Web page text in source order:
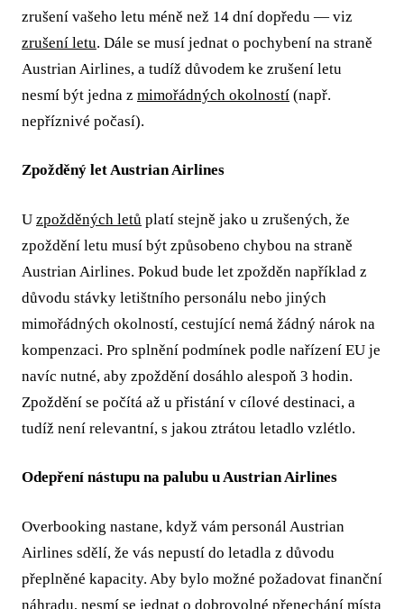
zrušení vašeho letu méně než 14 dní dopředu — viz
zrušení letu. Dále se musí jednat o pochybení na straně
Austrian Airlines, a tudíž důvodem ke zrušení letu
nesmí být jedna z mimořádných okolností (např.
nepříznivé počasí).
Zpožděný let Austrian Airlines
U zpožděných letů platí stejně jako u zrušených, že
zpoždění letu musí být způsobeno chybou na straně
Austrian Airlines. Pokud bude let zpožděn například z
důvodu stávky letištního personálu nebo jiných
mimořádných okolností, cestující nemá žádný nárok na
kompenzaci. Pro splnění podmínek podle nařízení EU je
navíc nutné, aby zpoždění dosáhlo alespoň 3 hodin.
Zpoždění se počítá až u přistání v cílové destinaci, a
tudíž není relevantní, s jakou ztrátou letadlo vzlétlo.
Odepření nástupu na palubu u Austrian Airlines
Overbooking nastane, když vám personál Austrian
Airlines sdělí, že vás nepustí do letadla z důvodu
přeplněné kapacity. Aby bylo možné požadovat finanční
náhradu, nesmí se jednat o dobrovolné přenechání místa